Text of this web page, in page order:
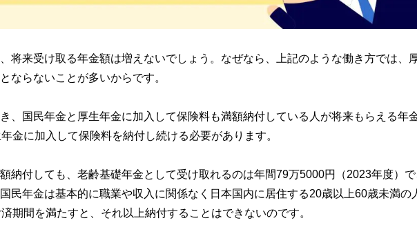
将来受け取る年金額は増えないでしょう。なぜなら、上記のような働き方では、
ならないことが多いからです。
、国民年金と厚生年金に加入して保険料も満額納付している人が将来もらえる年
金に加入して保険料を納付し続ける必要があります。
納付しても、老齢基礎年金として受け取れるのは年間79万5000円（2023年度）
民年金は基本的に職業や収入に関係なく日本国内に居住する20歳以上60歳未満の
期間を満たすと、それ以上納付することはできないのです。